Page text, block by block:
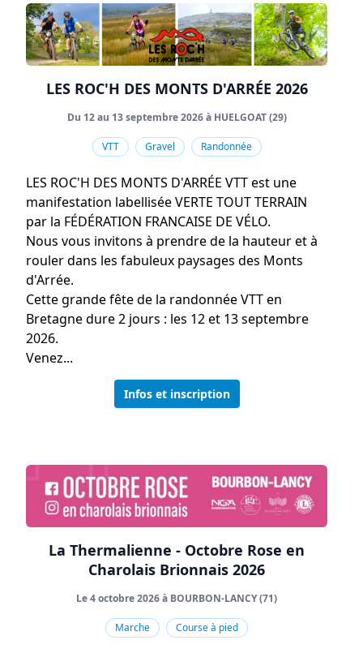
LES ROC'H DES MONTS D'ARRÉE 2026
Du 12 au 13 septembre 2026 à HUELGOAT (29)
VTT Gravel Randonnée
LES ROC'H DES MONTS D'ARRÉE VTT est une
manifestation labellisée VERTE TOUT TERRAIN
par la FÉDÉRATION FRANCAISE DE VÉLO.
Nous vous invitons à prendre de la hauteur et à
rouler dans les fabuleux paysages des Monts
d'Arrée.
Cette grande fête de la randonnée VTT en
Bretagne dure 2 jours : les 12 et 13 septembre
2026.
Venez...
Infos et inscription
La Thermalienne - Octobre Rose en
Charolais Brionnais 2026
Le 4 octobre 2026 à BOURBON-LANCY (71)
Marche Course à pied